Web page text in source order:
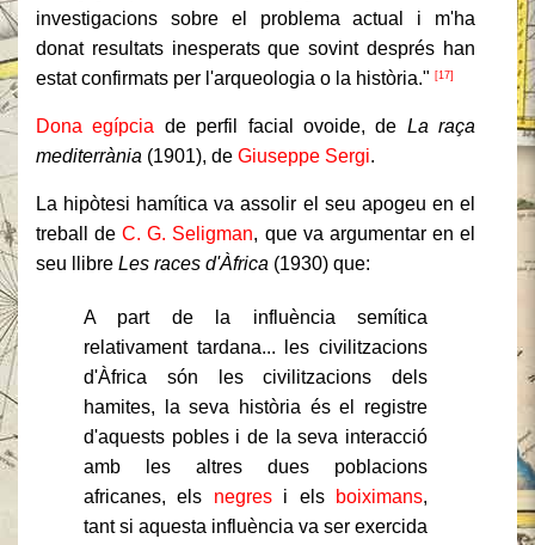
investigacions sobre el problema actual i m'ha
donat resultats inesperats que sovint després han
estat confirmats per l'arqueologia o la història." [17]
Dona egípcia de perfil facial ovoide, de La raça
mediterrània (1901), de Giuseppe Sergi.
La hipòtesi hamítica va assolir el seu apogeu en el
treball deC. G. Seligman, que va argumentar en el
seu llibre Les races d'Àfrica (1930) que:
A part de la influència semítica
relativament tardana... les civilitzacions
d'Àfrica són les civilitzacions dels
hamites, la seva història és el registre
d'aquests pobles i de la seva interacció
amb les altres dues poblacions
africanes, els negresi els boiximans,
tant si aquesta influència va ser exercida